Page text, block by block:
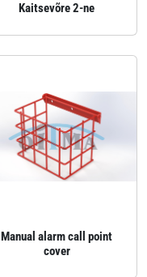
Kaitsevõre 2-ne
Manual alarm call point
cover